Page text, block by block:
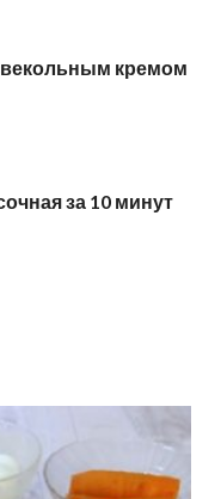
кремом
за 10 минут